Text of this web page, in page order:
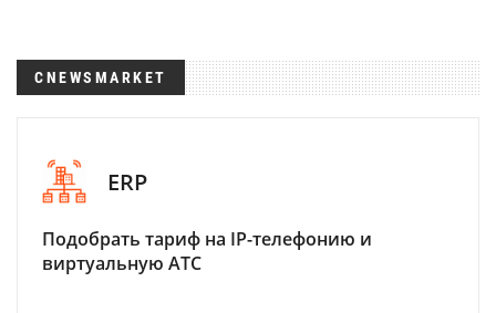
CNEWSMARKET
ERP
Подобрать тариф на IP-телефонию и
виртуальную АТС